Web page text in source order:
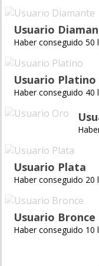
Usuario
Haber conseguido 50
Usuario Platino
Haber conseguido 40
Usuario Plata
Haber conseguido 20
Usuario Bronce
Haber conseguido 10